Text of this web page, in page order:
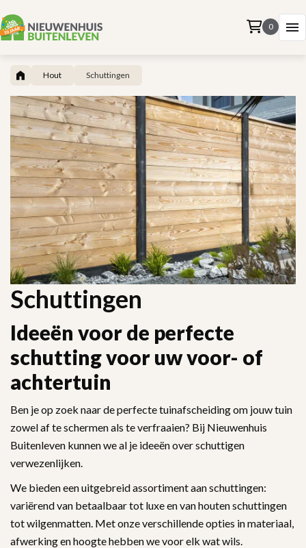
0
Hout Schuttingen
Schuttingen
Ideeën voor de perfecte
schutting voor uw voor- of
achtertuin
Ben je op zoek naar de perfecte tuinafscheiding om jouw tuin
zowel af te schermen als te verfraaien? Bij Nieuwenhuis
Buitenleven kunnen we al je ideeën over schuttigen
verwezenlijken.
We bieden een uitgebreid assortiment aan schuttingen:
variërend van betaalbaar tot luxe en van houten schuttingen
tot wilgenmatten. Met onze verschillende opties in materiaal,
afwerking en hoogte hebben we voor elk wat wils.